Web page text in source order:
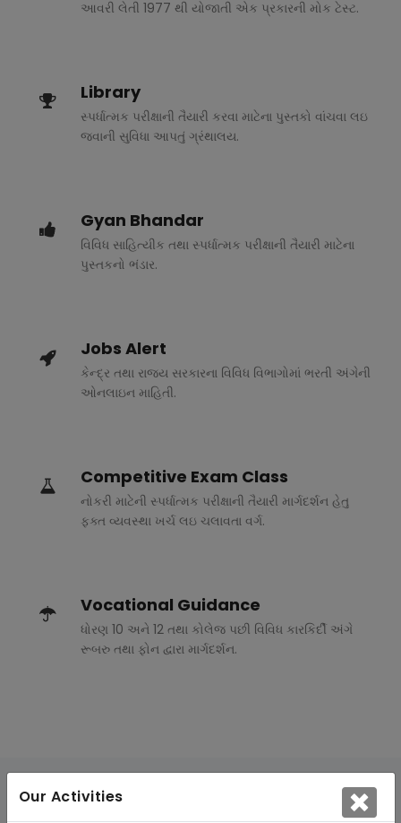
Our Activities
આવરી લેતી 1977 થી યોજાતી એક પ્રકારની મોક ટેસ્ટ.
Library
સ્પર્ધાત્મક પરીક્ષાની તૈયારી કરવા માટેના પુસ્તકો વાંચવા લઇ
જવાની સુવિધા આપતું ગ્રંથાલય.
Gyan Bhandar
વિવિધ સાહિત્યીક તથા સ્પર્ધાત્મક પરીક્ષાની તૈયારી માટેના
પુસ્તકનો ભંડાર.
Jobs Alert
કેન્દ્ર તથા રાજ્ય સરકારના વિવિધ વિભાગોમાં ભરતી અંગેની
ઓનલાઇન માહિતી.
Competitive Exam Class
નોકરી માટેની સ્પર્ધાત્મક પરીક્ષાની તૈયારી માર્ગદર્શન હેતુ
ફક્ત વ્યવસ્થા ખર્ચ લઇ ચલાવતા વર્ગ.
Vocational Guidance
ધોરણ 10 અને 12 તથા કોલેજ પછી વિવિધ કારકિર્દી અંગે
રૂબરુ તથા ફોન દ્વારા માર્ગદર્શન.